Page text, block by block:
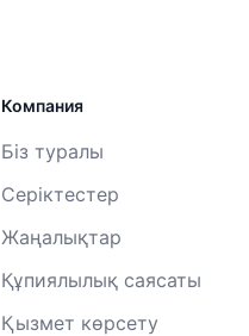
Компания
Біз туралы
Серіктестер
Жаңалықтар
Құпиялылық саясаты
Қызмет көрсету